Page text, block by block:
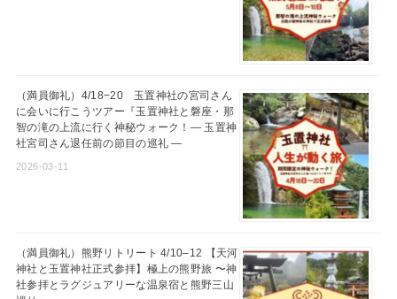
（満員御礼）4/18−20 玉置神社の宮司さん
に会いに行こうツアー『玉置神社と磐座・那
智の滝の上流に行く神秘ウォーク！― 玉置神
社宮司さん退任前の節目の巡礼 ―
2026-03-11
（満員御礼）熊野リトリート 4/10–12 【天河
神社と玉置神社正式参拝】極上の熊野旅 〜神
社参拝とラグジュアリーな温泉宿と熊野三山